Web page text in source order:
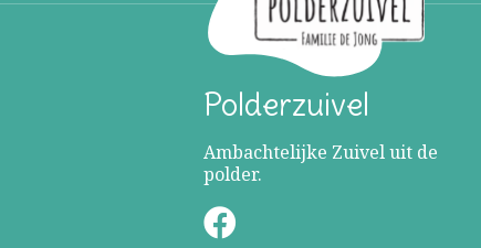
Polderzuivel
Ambachtelijke Zuivel uit de
polder.